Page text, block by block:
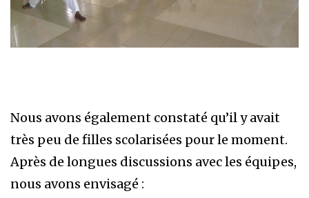
Nous avons également constaté qu’il y avait
très peu de filles scolarisées pour le moment.
Après de longues discussions avec les équipes,
nous avons envisagé :